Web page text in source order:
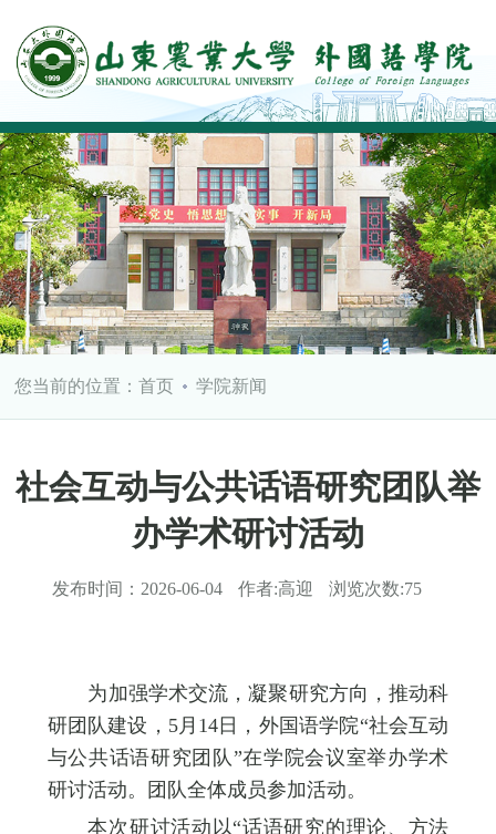
您当前的位置：首页 学院新闻
社会互动与公共话语研究团队举
办学术研讨活动
发布时间： 2026-06-04 作者:高迎 浏览次数:75
为加强学术交流，凝聚研究方向，推动科
研团队建设，5月14日，外国语学院“社会互动
与公共话语研究团队”在学院会议室举办学术
研讨活动。团队全体成员参加活动。
本次研讨活动以“话语研究的理论、方法